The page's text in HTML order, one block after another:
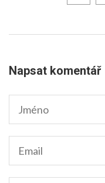
Napsat komentář